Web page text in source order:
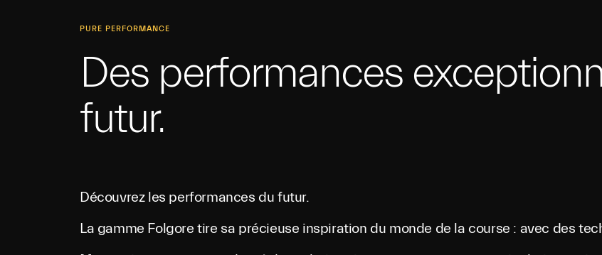
PURE PERFORMANCE
Des performances
futur.
Découvrez les performances du futur.
La gamme Folgore tire sa précieuse inspiration du monde de la course : avec des